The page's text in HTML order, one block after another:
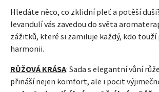
Hledáte něco, co zklidní pleť a potěší
levandulí vás zavedou do světa
zážitků, které si zamiluje každý, kdo touží
harmonii.
RŮŽOVÁ KRÁSA: Sada s elegantní vůní
přináší nejen komfort, ale i pocit